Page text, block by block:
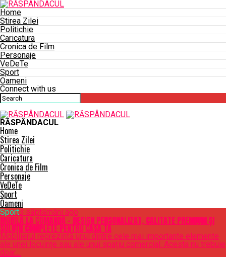
Home
Stirea Zilei
Politichie
Caricatura
Cronica de Film
Personaje
VeDeTe
Sport
Oameni
Connect with us
RĂSPÂNDACUL
Home
Stirea Zilei
Politichie
Caricatura
Cronica de Film
Personaje
VeDeTe
Sport
Oameni
Sport3 săptămâni ago
MOBILĂ LA COMANDĂ – DESIGN PERSONALIZAT, CALITATE PREMIUM ȘI
SOLUȚII COMPLETE PENTRU CASA TA
Mobilierul reprezintă unul dintre cele mai importante elemente
ale unei locuințe sau ale unui spațiu comercial. Acesta nu trebuie
doar...